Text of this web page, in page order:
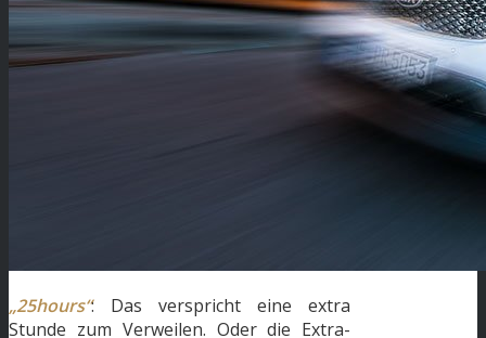
„25hours“: Das verspricht eine extra
Stunde zum Verweilen. Oder die Extra-